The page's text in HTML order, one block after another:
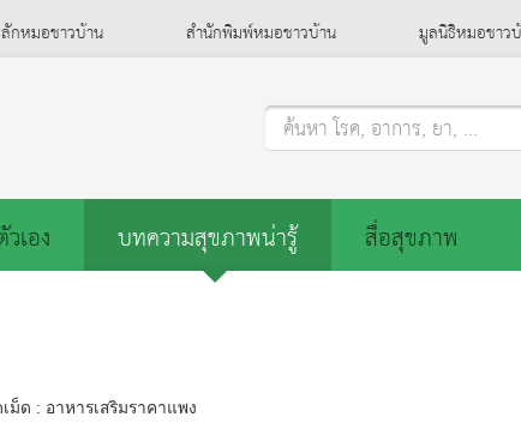
กหมอชาวบ้าน สำนักพิมพ์หมอชาวบ้าน มูลนิธิหมอชาว
ค้นหา โรค, อาการ, ยา, ...
เอง บทความสุขภาพน่ารู้ สื่อสุขภาพ
ม็ด : อาหารเสริมราคาแพง